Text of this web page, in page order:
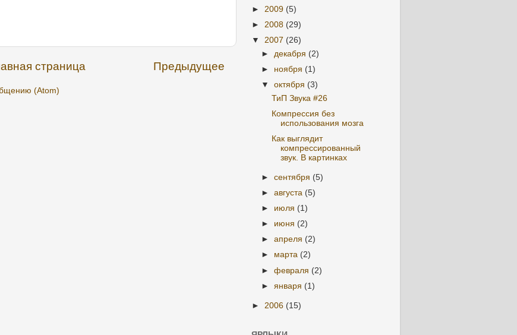
Предыдущее
страница
(Atom)
► 2009 (5)
► 2008 (29)
▼ 2007 (26)
► декабря (2)
► ноября (1)
▼октября (3)
ТиП Звука #26
Компрессия без
использования мозга
Как выглядит
компрессированный
звук. В картинках
►сентября (5)
►августа (5)
► июля (1)
► июня (2)
►апреля (2)
► марта (2)
►февраля (2)
►января (1)
► 2006 (15)